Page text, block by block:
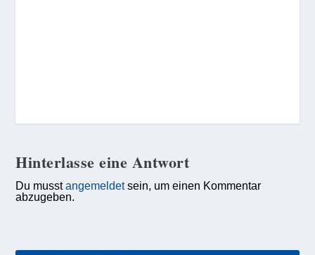
Hinterlasse eine Antwort
Du musstangemeldetsein, um einen Kommentar
abzugeben.